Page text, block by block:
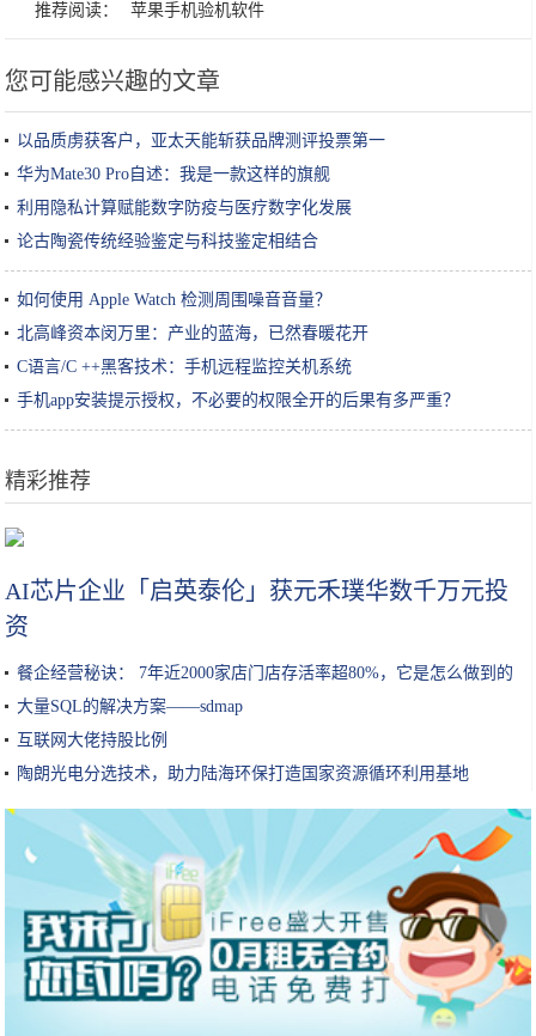
推荐阅读： 苹果手机验机软件
您可能感兴趣的文章
以品质虏获客户，亚太天能斩获品牌测评投票第一
华为Mate30 Pro自述：我是一款这样的旗舰
利用隐私计算赋能数字防疫与医疗数字化发展
论古陶瓷传统经验鉴定与科技鉴定相结合
如何使用 Apple Watch 检测周围噪音音量？
北高峰资本闵万里：产业的蓝海，已然春暖花开
C语言/C ++黑客技术：手机远程监控关机系统
手机app安装提示授权，不必要的权限全开的后果有多严重？
精彩推荐
保湿超过100小时？吴昕、张韶涵都推荐的喷雾？这些护肤品我都要
AI芯片企业「启英泰伦」获元禾璞华数千万元投
资
餐企经营秘诀： 7年近2000家店门店存活率超80%，它是怎么做到的
大量SQL的解决方案——sdmap
互联网大佬持股比例
陶朗光电分选技术，助力陆海环保打造国家资源循环利用基地